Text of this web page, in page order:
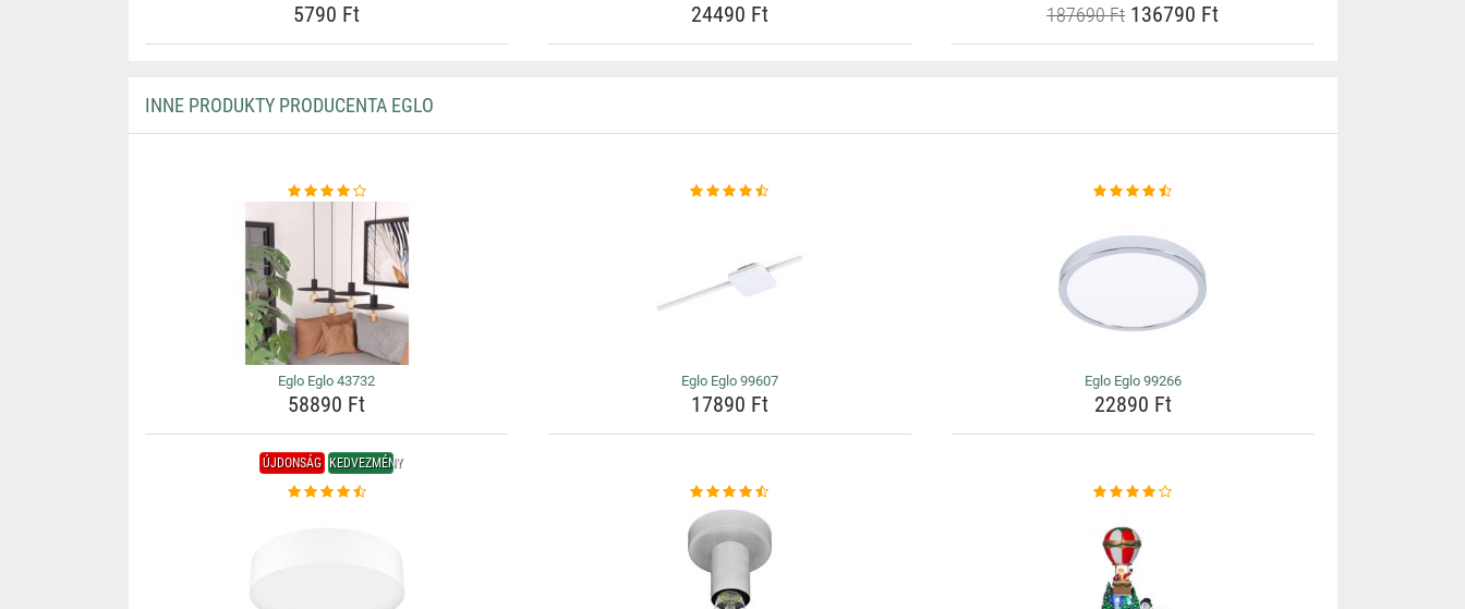
5790 Ft 24490 Ft 187690 Ft 136790 Ft
INNE PRODUKTY PRODUCENTA EGLO
Eglo Eglo 43732
58890 Ft
Eglo Eglo 99607
17890 Ft
Eglo Eglo 99266
22890 Ft
ÚJDONSÁG KEDVEZMÉNY